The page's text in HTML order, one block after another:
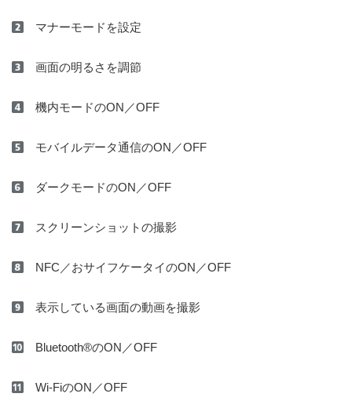
マナーモードを設定
画面の明るさを調節
機内モードのON／OFF
モバイルデータ通信のON／OFF
ダークモードのON／OFF
スクリーンショットの撮影
NFC／おサイフケータイのON／OFF
表示している画面の動画を撮影
Bluetooth®のON／OFF
Wi-FiのON／OFF